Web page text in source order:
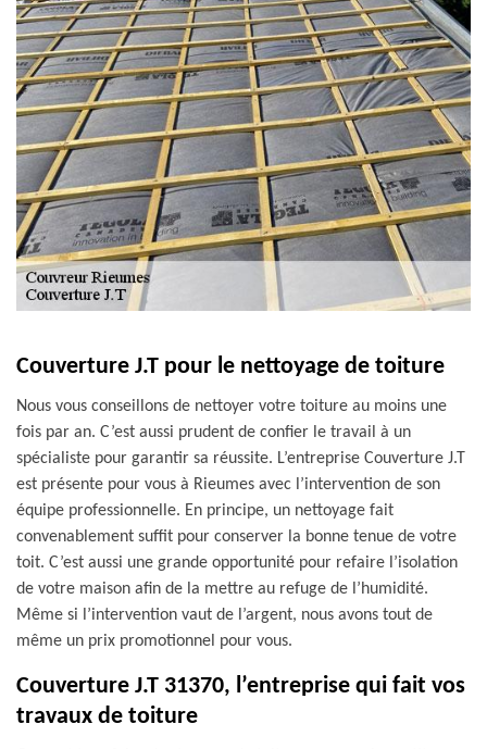
Couverture J.T pour le nettoyage de toiture
Nous vous conseillons de nettoyer votre toiture au moins une
fois par an. C’est aussi prudent de confier le travail à un
spécialiste pour garantir sa réussite. L’entreprise Couverture J.T
est présente pour vous à Rieumes avec l’intervention de son
équipe professionnelle. En principe, un nettoyage fait
convenablement suffit pour conserver la bonne tenue de votre
toit. C’est aussi une grande opportunité pour refaire l’isolation
de votre maison afin de la mettre au refuge de l’humidité.
Même si l’intervention vaut de l’argent, nous avons tout de
même un prix promotionnel pour vous.
Couverture J.T 31370, l’entreprise qui fait vos
travaux de toiture